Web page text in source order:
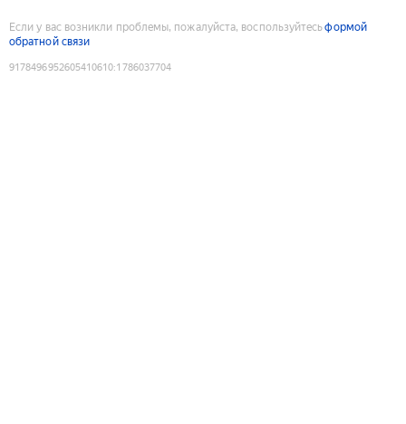
Если у вас возникли проблемы, пожалуйста, воспользуйтесьформой
обратной связи
9178496952605410610:1786037704